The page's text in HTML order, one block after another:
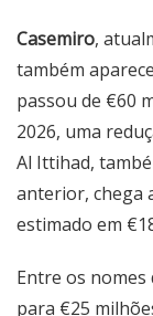
Casemiro,
também
passou de €60
2026, uma
Al Ittihad,
anterior, chega
estimado em
Entre os nomes
para €25